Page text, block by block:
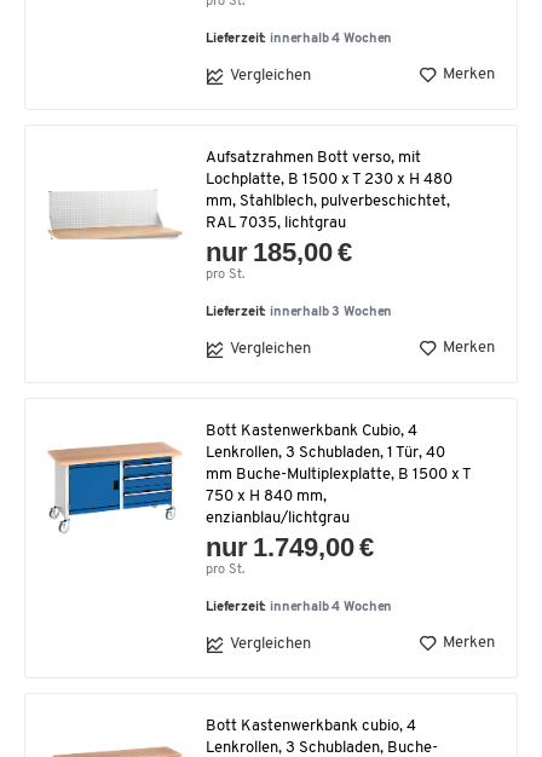
Lieferzeit: innerhalb 4 Wochen
Vergleichen Merken
Aufsatzrahmen Bott verso, mit
Lochplatte, B 1500 x T 230 x H 480
mm, Stahlblech, pulverbeschichtet,
RAL 7035, lichtgrau
nur 185,00 €
pro St.
Lieferzeit: innerhalb 3 Wochen
Vergleichen Merken
Bott Kastenwerkbank Cubio, 4
Lenkrollen, 3 Schubladen, 1 Tür, 40
mm Buche-Multiplexplatte, B 1500 x T
750 x H 840 mm,
enzianblau/lichtgrau
nur 1.749,00 €
pro St.
Lieferzeit: innerhalb 4 Wochen
Vergleichen Merken
Bott Kastenwerkbank cubio, 4
Lenkrollen, 3 Schubladen, Buche-